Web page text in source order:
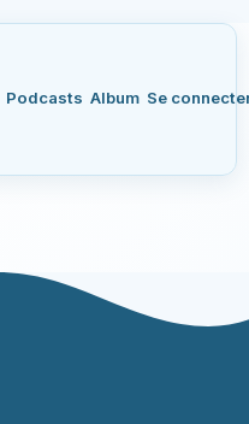
Podcasts Album Se